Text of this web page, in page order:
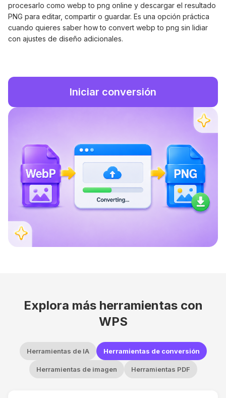
procesarlo como webp to png online y descargar el resultado
PNG para editar, compartir o guardar. Es una opción práctica
cuando quieres saber how to convert webp to png sin lidiar
con ajustes de diseño adicionales.
Iniciar conversión
Explora más herramientas con
WPS
Herramientas de IA Herramientas de conversión
Herramientas de imagen Herramientas PDF